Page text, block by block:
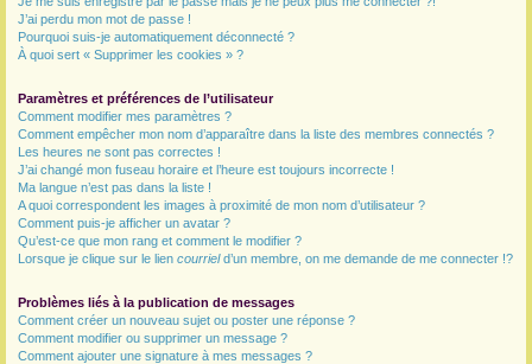
J’ai perdu mon mot de passe !
Pourquoi suis-je automatiquement déconnecté ?
À quoi sert « Supprimer les cookies » ?
Paramètres et préférences de l’utilisateur
Comment modifier mes paramètres ?
Comment empêcher mon nom d’apparaître dans la liste des membres connectés ?
Les heures ne sont pas correctes !
J’ai changé mon fuseau horaire et l’heure est toujours incorrecte !
Ma langue n’est pas dans la liste !
A quoi correspondent les images à proximité de mon nom d’utilisateur ?
Comment puis-je afficher un avatar ?
Qu’est-ce que mon rang et comment le modifier ?
Lorsque je clique sur le lien courrield’un membre, on me demande de me connecter !?
Problèmes liés à la publication de messages
Comment créer un nouveau sujet ou poster une réponse ?
Comment modifier ou supprimer un message ?
Comment ajouter une signature à mes messages ?